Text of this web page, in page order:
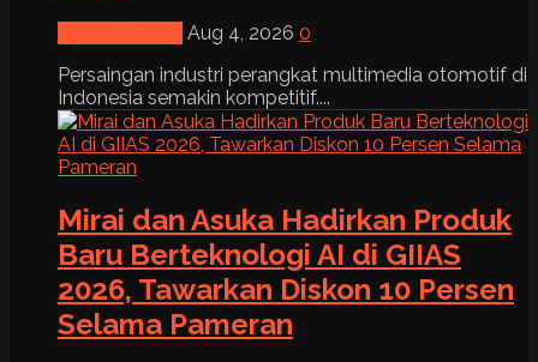
Aug 4, 2026 0
Persaingan industri perangkat multimedia otomotif di
Indonesia semakin kompetitif....
Mirai dan Asuka Hadirkan Produk
Baru Berteknologi AI di GIIAS
2026, Tawarkan Diskon 10 Persen
Selama Pameran